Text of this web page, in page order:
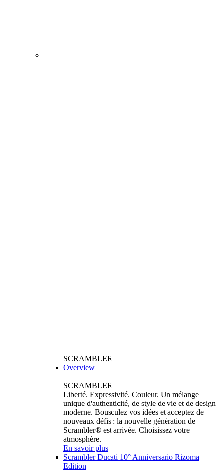
SCRAMBLER
Overview
SCRAMBLER
Liberté. Expressivité. Couleur. Un mélange
unique d'authenticité, de style de vie et de design
moderne. Bousculez vos idées et acceptez de
nouveaux défis : la nouvelle génération de
Scrambler® est arrivée. Choisissez votre
atmosphère.
En savoir plus
Scrambler Ducati 10° Anniversario Rizoma
Edition